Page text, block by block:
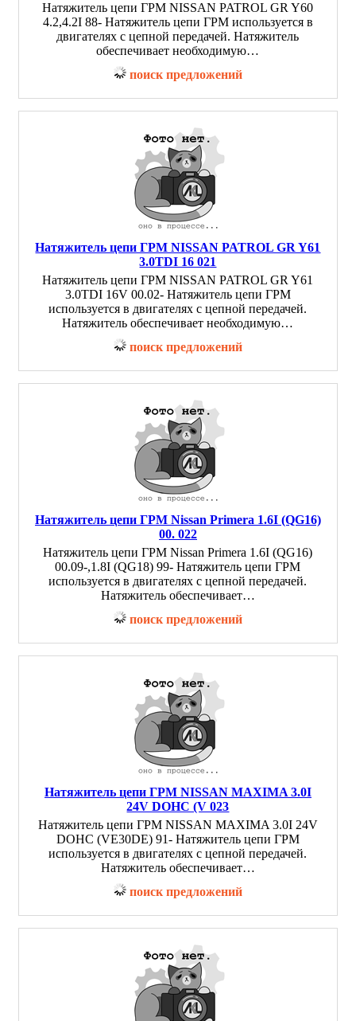
Натяжитель цепи ГРМ NISSAN PATROL GR Y60
4.2,4.2I 88- Натяжитель цепи ГРМ используется в
двигателях с цепной передачей. Натяжитель
обеспечивает необходимую…
поиск предложений
Натяжитель цепи ГРМ NISSAN PATROL GR Y61
3.0TDI 16 021
Натяжитель цепи ГРМ NISSAN PATROL GR Y61
3.0TDI 16V 00.02- Натяжитель цепи ГРМ
используется в двигателях с цепной передачей.
Натяжитель обеспечивает необходимую…
поиск предложений
Натяжитель цепи ГРМ Nissan Primera 1.6I (QG16)
00. 022
Натяжитель цепи ГРМ Nissan Primera 1.6I (QG16)
00.09-,1.8I (QG18) 99- Натяжитель цепи ГРМ
используется в двигателях с цепной передачей.
Натяжитель обеспечивает…
поиск предложений
Натяжитель цепи ГРМ NISSAN MAXIMA 3.0I
24V DOHC (V 023
Натяжитель цепи ГРМ NISSAN MAXIMA 3.0I 24V
DOHC (VE30DE) 91- Натяжитель цепи ГРМ
используется в двигателях с цепной передачей.
Натяжитель обеспечивает…
поиск предложений